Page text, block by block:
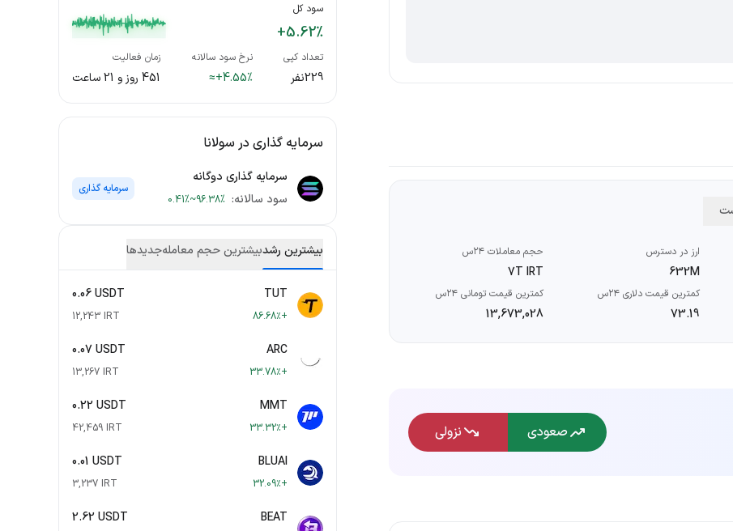
ارز در دسترس
632M
حجم معاملات ۲۴س
7T IRT
کمترین قیمت دلاری ۲۴س
73.19
کمترین قیمت تومانی ۲۴س
13,673,028
صعودی نزولی
سود کل
+5.62%
تعداد کپی
229نفر
نرخ سود سالانه
≈+4.55%
زمان فعالیت
451 روز و 21 ساعت
سرمایه ‌گذاری در سولانا
سرمایه گذاری دوگانه
سود سالانه: 0.41%~96.38%
سرمایه گذاری
بیشترین رشدبیشترین حجم معاملهجدید‌ها
TUT
0.06 USDT
+86.68٪ 12,243 IRT
ARC
0.07 USDT
+33.78٪ 13,267 IRT
MMT
0.22 USDT
+33.32٪ 42,459 IRT
BLUAI
0.01 USDT
+32.09٪ 3,237 IRT
BEAT
2.62 USDT